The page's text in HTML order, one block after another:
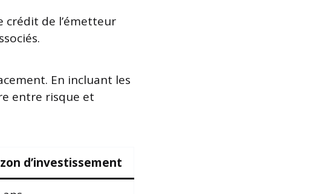
de l’émetteur
En incluant les
entre risque et
d’investissement